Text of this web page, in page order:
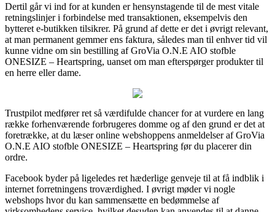
Dertil går vi ind for at kunden er hensynstagende til de mest vitale
retningslinjer i forbindelse med transaktionen, eksempelvis den
bytteret e-butikken tilsikrer. På grund af dette er det i øvrigt relevant,
at man permanent gemmer ens faktura, således man til enhver tid vil
kunne vidne om sin bestilling af GroVia O.N.E AIO stofble
ONESIZE – Heartspring, uanset om man efterspørger produkter til
en herre eller dame.
Trustpilot medfører ret så værdifulde chancer for at vurdere en lang
række forhenværende forbrugeres domme og af den grund er det at
foretrække, at du læser online webshoppens anmeldelser af GroVia
O.N.E AIO stofble ONESIZE – Heartspring før du placerer din
ordre.
Facebook byder på ligeledes ret hæderlige genveje til at få indblik i
internet forretningens troværdighed. I øvrigt møder vi nogle
webshops hvor du kan sammensætte en bedømmelse af